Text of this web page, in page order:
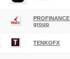
PROFINANCE
group
TENKOFX